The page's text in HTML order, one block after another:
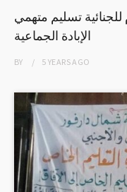
تسليم متهمي
الإبادة الجماعية
BY 5 YEARSAGO